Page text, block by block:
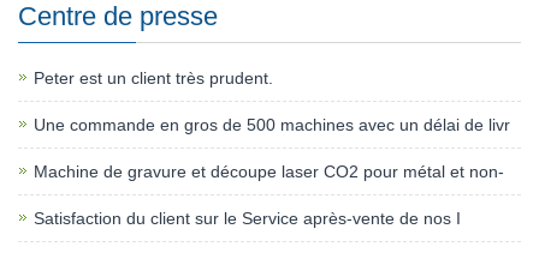
Centre de presse
Peter est un client très prudent.
Une commande en gros de 500 machines avec un délai de livr
Machine de gravure et découpe laser CO2 pour métal et non-
Satisfaction du client sur le Service après-vente de nos I